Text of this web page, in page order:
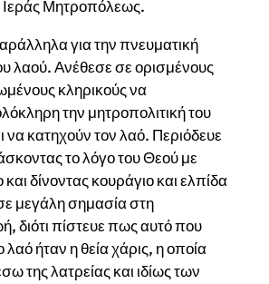
Ιεράς Μητροπόλεως.
για την πνευματική
λαού. Ανέθεσε σε ορισμένους
κληρικούς να
την μητροπολιτική του
να κατηχούν τον λαό. Περιόδευε
το λόγο του Θεού με
δίνοντας κουράγιο και ελπίδα
μεγάλη σημασία στη
διότι πίστευε πως αυτό που
λαό ήταν η θεία χάρις, η οποία
της λατρείας και ιδίως των